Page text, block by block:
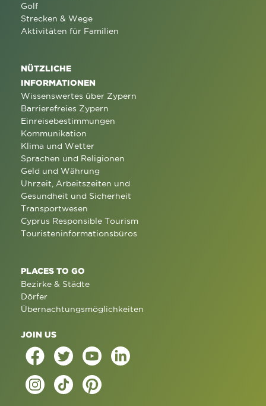
Golf
Strecken & Wege
Aktivitäten für Familien
NÜTZLICHE
INFORMATIONEN
Wissenswertes über Zypern
Barrierefreies Zypern
Einreisebestimmungen
Kommunikation
Klima und Wetter
Sprachen und Religionen
Geld und Währung
Uhrzeit, Arbeitszeiten und
Gesundheit und Sicherheit
Transportwesen
Cyprus Responsible Tourism
Touristeninformationsbüros
PLACES TO GO
Bezirke & Städte
Dörfer
Übernachtungsmöglichkeiten
JOIN US